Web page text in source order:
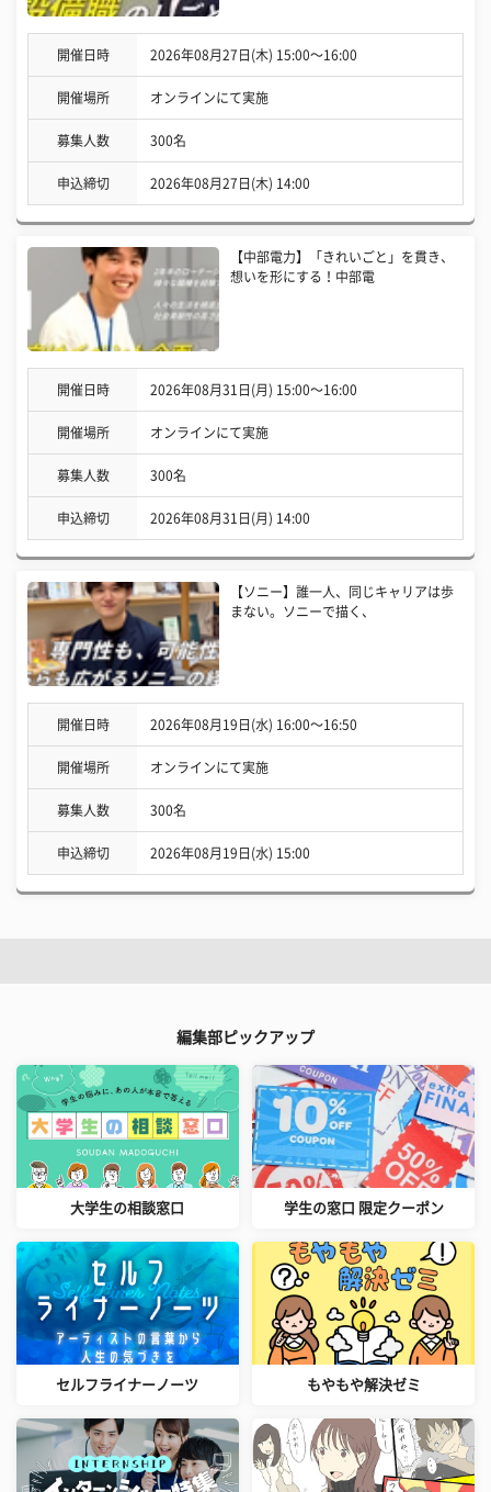
開催日時 2026年08月27日(木) 15:00〜16:00
開催場所 オンラインにて実施
募集人数 300名
申込締切 2026年08月27日(木) 14:00
【中部電力】「きれいごと」を貫き、
想いを形にする！中部電
開催日時 2026年08月31日(月) 15:00〜16:00
開催場所 オンラインにて実施
募集人数 300名
申込締切 2026年08月31日(月) 14:00
【ソニー】誰一人、同じキャリアは歩
まない。ソニーで描く、
開催日時 2026年08月19日(水) 16:00〜16:50
開催場所 オンラインにて実施
募集人数 300名
申込締切 2026年08月19日(水) 15:00
編集部ピックアップ
大学生の相談窓口 学生の窓口 限定クーポン
セルフライナーノーツ もやもや解決ゼミ